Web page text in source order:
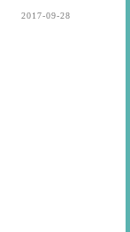
2017-09-28